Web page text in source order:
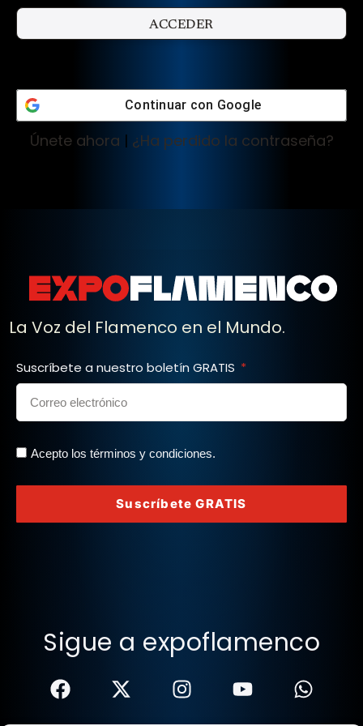
Continuar con Google
Únete ahora | ¿Ha perdido la contraseña?
La Voz del Flamenco en el Mundo.
Suscríbete a nuestro boletín GRATIS
Acepto los términos y condiciones.
Suscríbete GRATIS
Sigue a expoflamenco